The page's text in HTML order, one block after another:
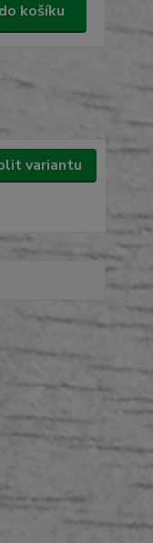
košíku
variantu